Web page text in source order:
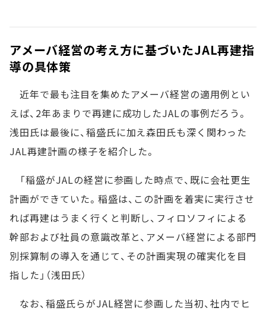
アメーバ経営の考え方に基づいたJAL再建指
導の具体策
近年で最も注目を集めたアメーバ経営の適用例とい
えば、2年あまりで再建に成功したJALの事例だろう。
浅田氏は最後に、稲盛氏に加え森田氏も深く関わった
JAL再建計画の様子を紹介した。
「稲盛がJALの経営に参画した時点で、既に会社更生
計画ができていた。稲盛は、この計画を着実に実行させ
れば再建はうまく行くと判断し、フィロソフィによる
幹部および社員の意識改革と、アメーバ経営による部門
別採算制の導入を通じて、その計画実現の確実化を目
指した」（浅田氏）
なお、稲盛氏らがJAL経営に参画した当初、社内でヒ